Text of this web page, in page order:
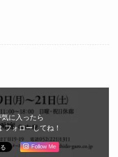
に入ったら
フォローしてね！
Follow Me